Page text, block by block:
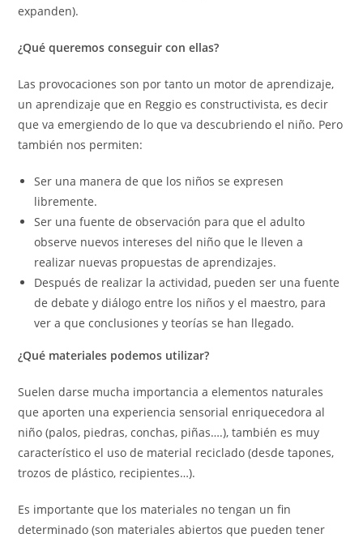
expanden).
¿Qué queremos conseguir con ellas?
Las provocaciones son por tanto un motor de aprendizaje,
un aprendizaje que en Reggio es constructivista, es decir
que va emergiendo de lo que va descubriendo el niño. Pero
también nos permiten:
Ser una manera de que los niños se expresen
libremente.
Ser una fuente de observación para que el adulto
observe nuevos intereses del niño que le lleven a
realizar nuevas propuestas de aprendizajes.
Después de realizar la actividad, pueden ser una fuente
de debate y diálogo entre los niños y el maestro, para
ver a que conclusiones y teorías se han llegado.
¿Qué materiales podemos utilizar?
Suelen darse mucha importancia a elementos naturales
que aporten una experiencia sensorial enriquecedora al
niño (palos, piedras, conchas, piñas….), también es muy
característico el uso de material reciclado (desde tapones,
trozos de plástico, recipientes…).
Es importante que los materiales no tengan un fin
determinado (son materiales abiertos que pueden tener